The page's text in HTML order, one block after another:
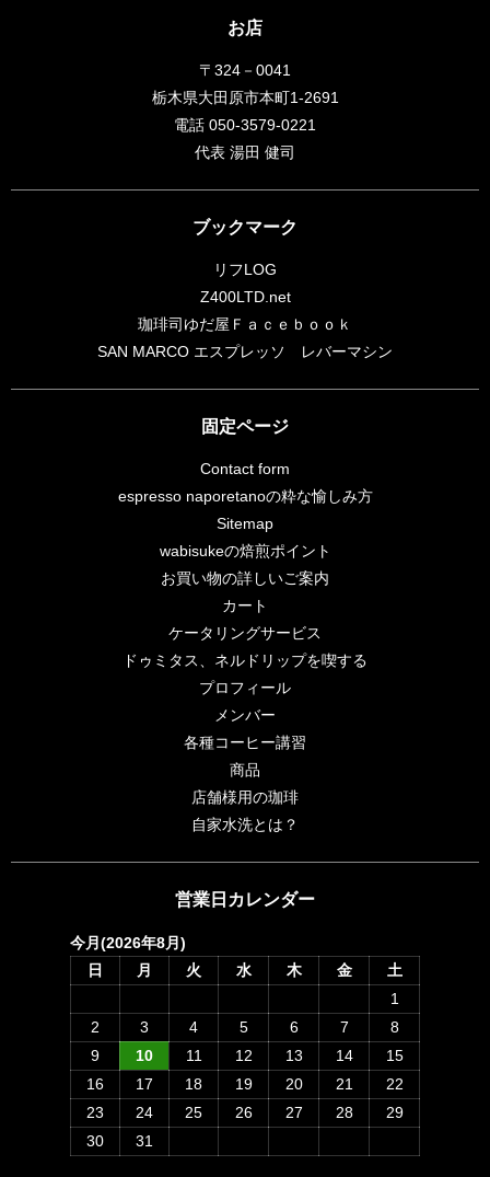
お店
〒324－0041
栃木県大田原市本町1-2691
電話 050-3579-0221
代表 湯田 健司
ブックマーク
リフLOG
Z400LTD.net
珈琲司ゆだ屋Ｆａｃｅｂｏｏｋ
SAN MARCO エスプレッソ レバーマシン
固定ページ
Contact form
espresso naporetanoの粋な愉しみ方
Sitemap
wabisukeの焙煎ポイント
お買い物の詳しいご案内
カート
ケータリングサービス
ドゥミタス、ネルドリップを喫する
プロフィール
メンバー
各種コーヒー講習
商品
店舗様用の珈琲
自家水洗とは？
営業日カレンダー
今月(2026年8月)
日
月 火 水 木 金
土
1
2
3 4 5 6 7
8
9
10 11 12 13 14
15
16
17 18 19 20 21
22
23
24 25 26 27 28
29
30
31